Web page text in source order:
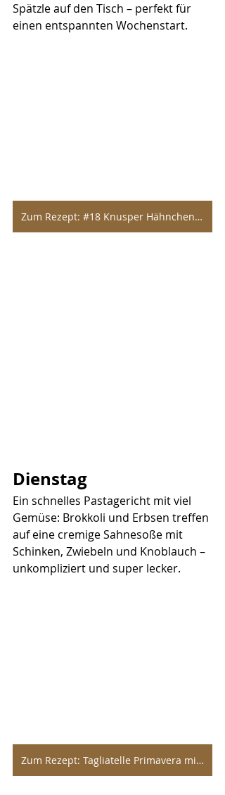
Spätzle auf den Tisch – perfekt für
einen entspannten Wochenstart.
Zum Rezept: #18 Knusper Hähnchen mit Champignonsoße und Spätzle
Dienstag
Ein schnelles Pastagericht mit viel
Gemüse: Brokkoli und Erbsen treffen
auf eine cremige Sahnesoße mit
Schinken, Zwiebeln und Knoblauch –
unkompliziert und super lecker.
Zum Rezept: Tagliatelle Primavera mit Brokkoli, Erbsen, Sahne, Schinken, Zwiebeln und Knoblauch